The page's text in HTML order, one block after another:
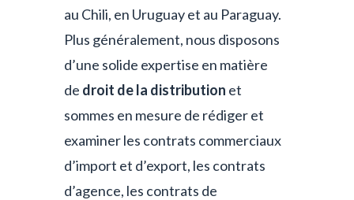
au Chili, en Uruguay et au Paraguay.
Plus généralement, nous disposons
d’une solide expertise en matière
de droit de la distribution et
sommes en mesure de rédiger et
examiner les contrats commerciaux
d’import et d’export, les contrats
d’agence, les contrats de